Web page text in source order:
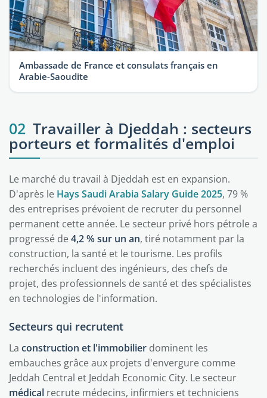
Ambassade de France et consulats français en
Arabie-Saoudite
02 Travailler à Djeddah : secteurs
porteurs et formalités d'emploi
Le marché du travail à Djeddah est en expansion.
D'après le Hays Saudi Arabia Salary Guide 2025, 79 %
des entreprises prévoient de recruter du personnel
permanent cette année. Le secteur privé hors pétrole a
progressé de4,2 % sur un an, tiré notamment par la
construction, la santé et le tourisme. Les profils
recherchés incluent des ingénieurs, des chefs de
projet, des professionnels de santé et des spécialistes
en technologies de l'information.
Secteurs qui recrutent
La construction et l'immobilier dominent les
embauches grâce aux projets d'envergure comme
Jeddah Central et Jeddah Economic City. Le secteur
médical recrute médecins, infirmiers et techniciens